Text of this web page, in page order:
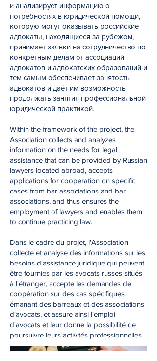
и анализирует информацию о
потребностях в юридической помощи,
которую могут оказывать российские
адвокаты, находящиеся за рубежом,
принимает заявки на сотрудничество по
конкретным делам от ассоциаций
адвокатов и адвокатских образований и
тем самым обеспечивает занятость
адвокатов и даёт им возможность
продолжать занятия профессиональной
юридической практикой.
Within the framework of the project, the
Association collects and analyzes
information on the needs for legal
assistance that can be provided by Russian
lawyers located abroad, accepts
applications for cooperation on specific
cases from bar associations and bar
associations, and thus ensures the
employment of lawyers and enables them
to continue practicing law.
Dans le cadre du projet, l'Association
collecte et analyse des informations sur les
besoins d'assistance juridique qui peuvent
être fournies par les avocats russes situés
à l'étranger, accepte les demandes de
coopération sur des cas spécifiques
émanant des barreaux et des associations
d'avocats, et assure ainsi l'emploi
d'avocats et leur donne la possibilité de
poursuivre leurs activités professionnelles.